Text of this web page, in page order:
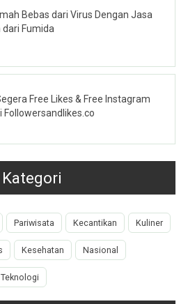
Bebas dari Virus Dengan Jasa
Fumida
Free Likes & Free Instagram
Followersandlikes.co
Kategori
Pariwisata Kecantikan Kuliner
Kesehatan Nasional
Teknologi